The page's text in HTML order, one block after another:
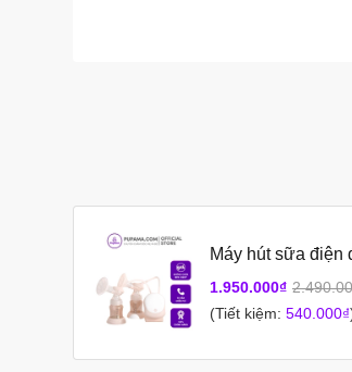
THÔNG SỐ KĨ THUẬT MÁY
THIẾT KẾ MÁY HÚT SỮA
Máy hút sữa Breast Pump Hoa
dung tích 150ml. Đặc biệt là bộ
Máy hút sữa điện
1.950.000₫
(Tiết kiệm: 540.000₫